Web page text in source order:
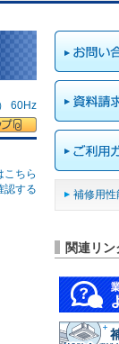
60Hz
こちら
認する
補修用性
関連リン